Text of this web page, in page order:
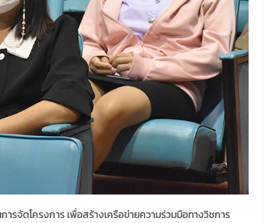
จัดโครงการ เพื่อสร้างเครือข่ายความร่วมมือทางวิชการ